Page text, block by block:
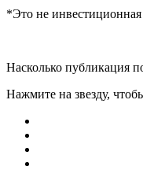
*Это не
Насколько публикация
Нажмите на звезду,